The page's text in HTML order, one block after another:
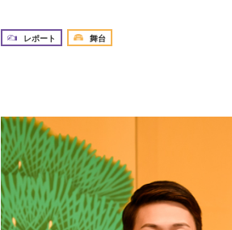
レポート 舞台